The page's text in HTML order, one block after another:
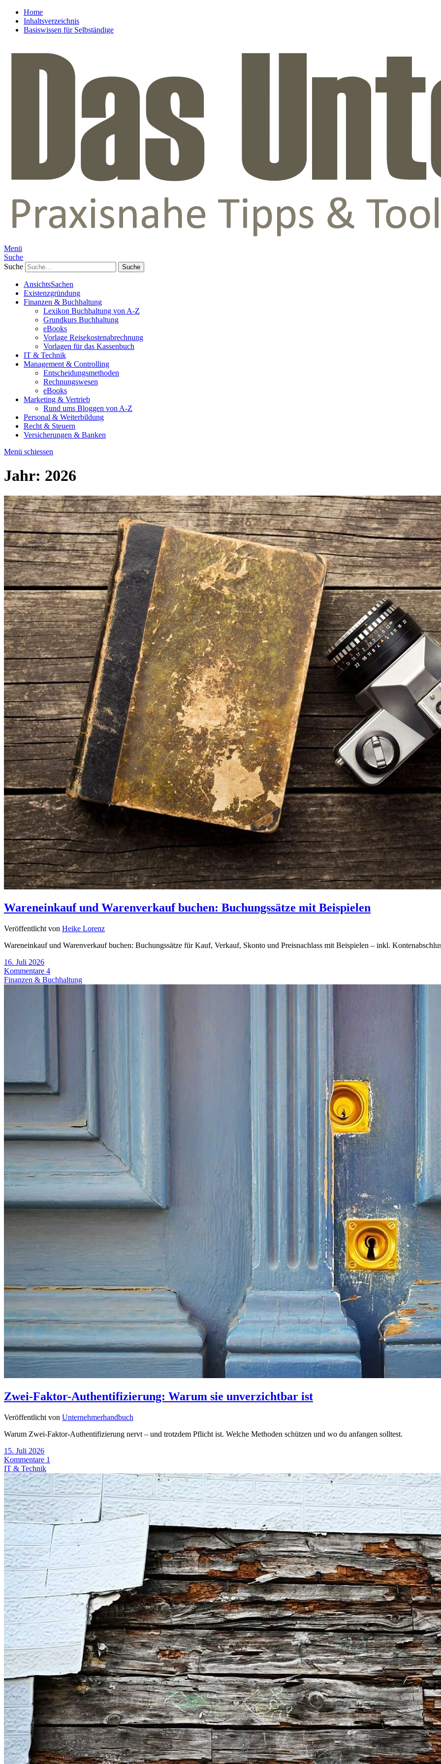
Home
Inhaltsverzeichnis
Basiswissen für Selbständige
Menü
Suche
Suche
AnsichtsSachen
Existenzgründung
Finanzen & Buchhaltung
Lexikon Buchhaltung von A-Z
Grundkurs Buchhaltung
eBooks
Vorlage Reisekostenabrechnung
Vorlagen für das Kassenbuch
IT & Technik
Management & Controlling
Entscheidungsmethoden
Rechnungswesen
eBooks
Marketing & Vertrieb
Rund ums Bloggen von A-Z
Personal & Weiterbildung
Recht & Steuern
Versicherungen & Banken
Menü schiessen
Jahr: 2026
Wareneinkauf und Warenverkauf buchen: Buchungssätze mit Beispielen
Veröffentlicht von Heike Lorenz
Wareneinkauf und Warenverkauf buchen: Buchungssätze für Kauf, Verkauf, Skonto und Preisnachlass mit Beispielen – inkl.
16. Juli 2026
Kommentare 4
Finanzen & Buchhaltung
Zwei-Faktor-Authentifizierung: Warum sie unverzichtbar ist
Veröffentlicht von Unternehmerhandbuch
Warum Zwei-Faktor-Authentifizierung nervt – und trotzdem Pflicht ist. Welche Methoden schützen und wo du anfangen solltest.
15. Juli 2026
Kommentare 1
IT & Technik